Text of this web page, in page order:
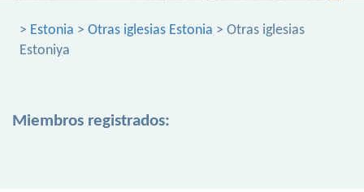
> Estonia > Otras iglesias Estonia > Otras iglesias
Estoniya
Miembros registrados: